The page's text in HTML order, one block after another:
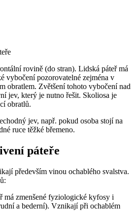
rovině (do stran). Lidská páteř má
vybočení pozorovatelné zejména v
obratlem. Zvětšení tohoto vybočení nad
jev, který je nutno řešit. Skoliosa je
obratlů.
jev, např. pokud osoba stojí na
ruce těžké břemeno.
páteře
především vinou ochablého svalstva.
má zmenšené fyziologické kyfosy i
a bederní). Vznikají při ochablém